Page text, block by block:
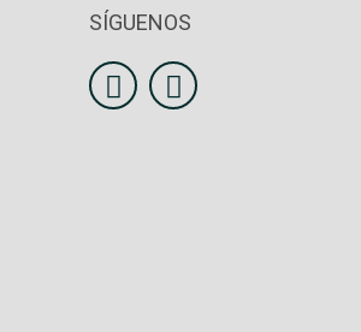
SÍGUENOS